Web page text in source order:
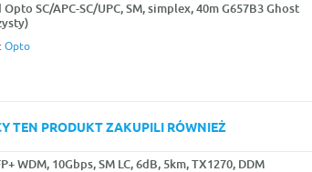
SC/APC-SC/UPC, SM, simplex, 40m G657B3 Ghost
Opto
TEN PRODUKT ZAKUPILI RÓWNIEŻ
WDM, 10Gbps, SM LC, 6dB, 5km, TX1270, DDM